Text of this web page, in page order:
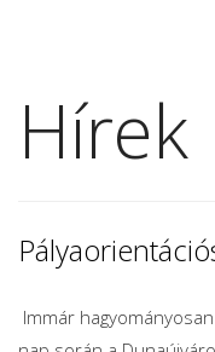
Hírek
Immár